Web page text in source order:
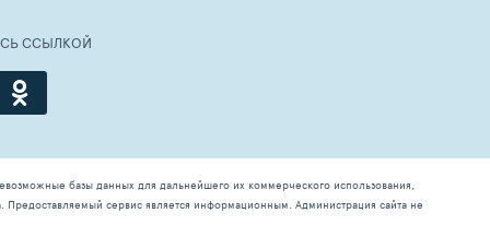
ССЫЛКОЙ
базы данных для дальнейшего их коммерческого использования,
сервис является информационным. Администрация сайта не